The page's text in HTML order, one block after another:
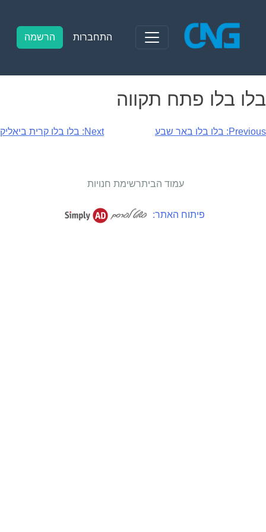
content
התחברות הרשמה
בלו בלו פתח תקווה
ניווט
Previous: בלו בלו באר שבע Next: בלו בלו קרית ביאליק
עמוד הביתרשימת חנויות
פיתוח האתר: